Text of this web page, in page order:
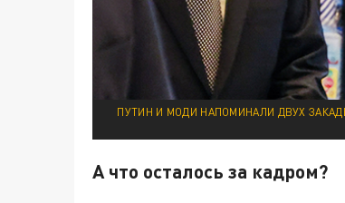
ПУТИН И МОДИ НАПОМИНАЛИ ДВУХ
А что осталось за кадром?